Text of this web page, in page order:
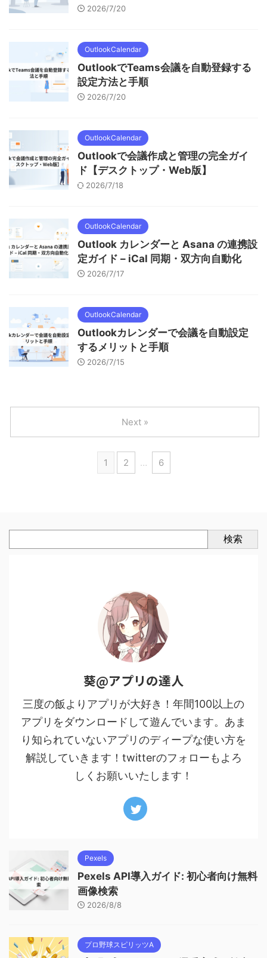
2026/7/20
OutlookCalendar
OutlookでTeams会議を自動登録する
設定方法と手順
2026/7/20
OutlookCalendar
Outlookで会議作成と管理の完全ガイ
ド【デスクトップ・Web版】
2026/7/18
OutlookCalendar
Outlook カレンダーと Asana の連携設
定ガイド – iCal 同期・双方向自動化
2026/7/17
OutlookCalendar
Outlookカレンダーで会議を自動設定
するメリットと手順
2026/7/15
1 2 … 6
Next »
検索
葵@アプリの達人
三度の飯よりアプリが大好き！年間100以上の
アプリをダウンロードして遊んでいます。あま
り知られていないアプリのディープな使い方を
解説していきます！twitterのフォローもよろ
しくお願いいたします！
Pexels
Pexels API導入ガイド: 初心者向け無料
画像検索
2026/8/8
プロ野球スピリッツA